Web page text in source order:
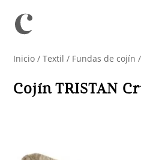
Inicio /Textil / Fundas de cojín
Cojín TRISTAN